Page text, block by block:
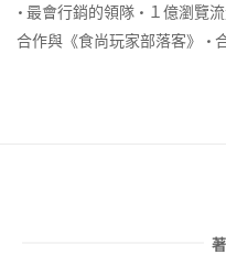
• 最會行銷的領隊 • １億瀏覽
合作與《食尚玩家部落客》 •